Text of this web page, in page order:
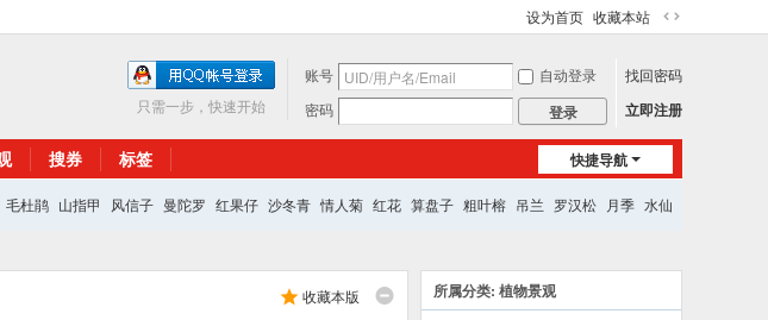
设为首页 收藏本站
切
到
宽
版
账号 自动登录
找回密码
密码
登录 立即注册
只需一步，快速开始
快捷导航
搜券 标签
毛杜鹃 山指甲 风信子 曼陀罗 红果仔 沙冬青 情人菊 红花 算盘子 粗叶榕 吊兰 罗汉松 月季 水仙
收藏本版 所属分类: 植物景观